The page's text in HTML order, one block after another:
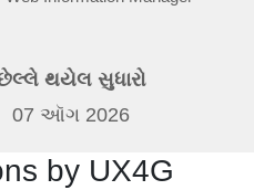
થયેલ સુધારો
07 ઑગ 2026
by UX4G